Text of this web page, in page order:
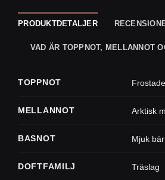
PRODUKTDETALJER
VAD ÄR TOPPNOT, MELLANNOT
TOPPNOT
MELLANNOT Arktisk
BASNOT Mjuk
DOFTFAMILJ Träslag